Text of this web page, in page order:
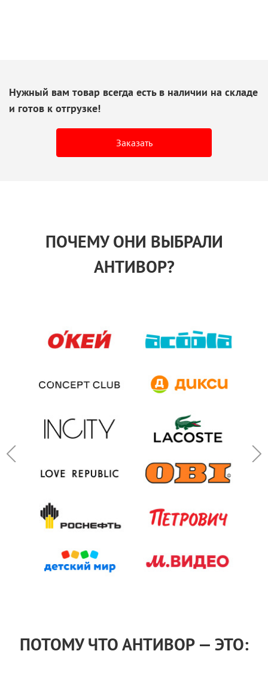
Нужный вам товар всегда есть в наличии на складе
и готов к отгрузке!
Заказать
ПОЧЕМУ ОНИ ВЫБРАЛИ
АНТИВОР?
ПОТОМУ ЧТО АНТИВОР — ЭТО: